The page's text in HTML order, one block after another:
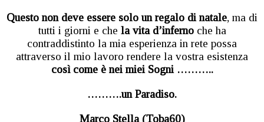
Questo non deve essere solo un regalo di natale, ma di
tutti i giorni e che la vita d’inferno che ha
contraddistinto la mia esperienza in rete possa
attraverso il mio lavoro rendere la vostra esistenza
così come è nei miei Sogni ………..
……….un Paradiso.
Marco Stella (Toba60)